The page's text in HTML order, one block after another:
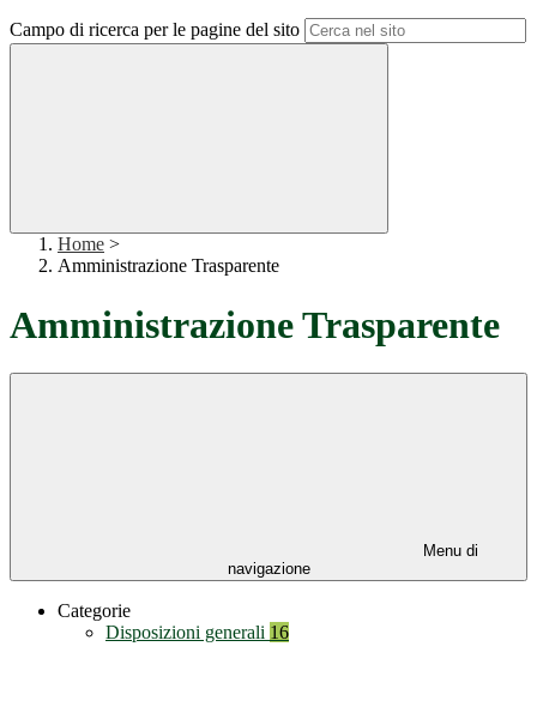
Campo di ricerca per le pagine del sito
Home >
Amministrazione Trasparente
Amministrazione Trasparente
Menu di
navigazione
Categorie
Disposizioni generali 16